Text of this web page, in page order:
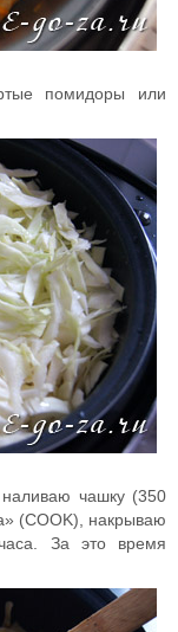
помидоры или
наливаю чашку (350
(COOK), накрываю
За это время